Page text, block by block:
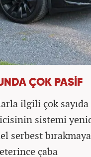
ÇOK PASİF
ilgili çok sayıda
sistemi
serbest
çaba